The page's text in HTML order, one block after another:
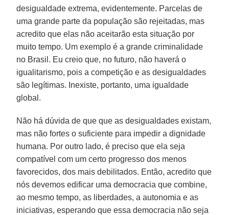
desigualdade extrema, evidentemente. Parcelas de
uma grande parte da população são rejeitadas, mas
acredito que elas não aceitarão esta situação por
muito tempo. Um exemplo é a grande criminalidade
no Brasil. Eu creio que, no futuro, não haverá o
igualitarismo, pois a competição e as desigualdades
são legítimas. Inexiste, portanto, uma igualdade
global.
Não há dúvida de que que as desigualdades existam,
mas não fortes o suficiente para impedir a dignidade
humana. Por outro lado, é preciso que ela seja
compatível com um certo progresso dos menos
favorecidos, dos mais debilitados. Então, acredito que
nós devemos edificar uma democracia que combine,
ao mesmo tempo, as liberdades, a autonomia e as
iniciativas, esperando que essa democracia não seja